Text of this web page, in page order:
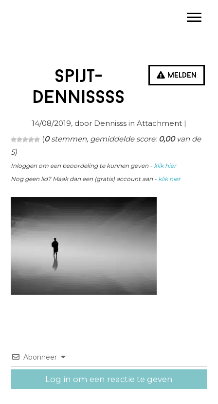
Melden
spijt-
dennissss
14/08/2019, door Dennisss in Attachment |
(0stemmen, gemiddelde score:0,00van de
5)
Inloggen om een beoordeling te kunnen geven - klik hier
Nog geen lid? Maak dan een (gratis) account aan - klik hier
Abonneer
Log in om een reactie te geven